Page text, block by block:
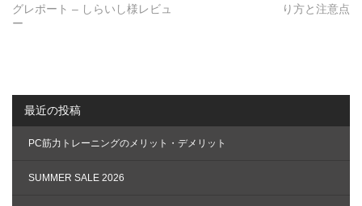
ビ
ョ
ン
グレポート – しらいし様レビュ
ー
り方と注意点
最近の投稿
PC筋力トレーニングのメリット・デメリット
SUMMER SALE 2026